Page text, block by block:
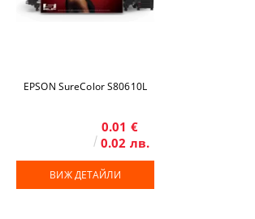
EPSON SureColor S80610L
0.01 €
0.02 лв.
ВИЖ ДЕТАЙЛИ